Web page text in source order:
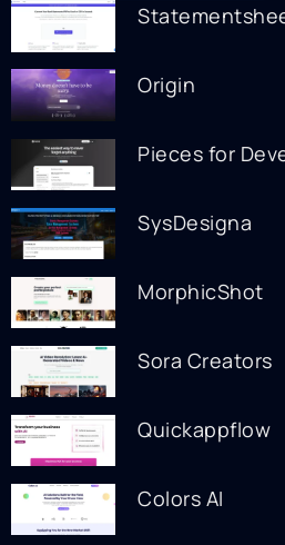
Origin
Pieces for
SysDesigna
MorphicShot
Sora Creators
Quickappflow
Colors AI